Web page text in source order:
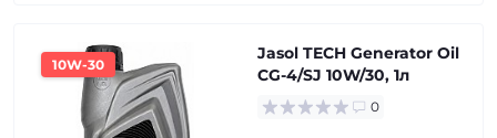
10W-30
Jasol TECH Generator Oil
CG-4/SJ 10W/30, 1л
0